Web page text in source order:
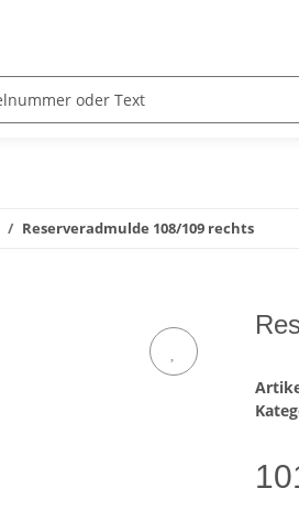
Reserveradmulde 108/109 rechts